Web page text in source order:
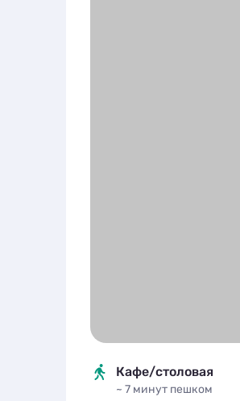
Кафе/столовая
~ 7 минут пешком